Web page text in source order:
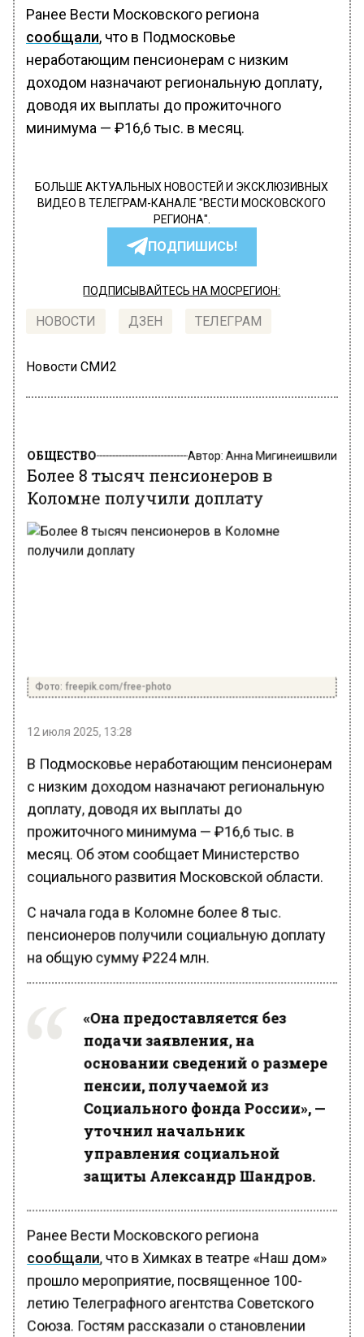
Ранее Вести Московского региона
сообщали, что в Подмосковье
неработающим пенсионерам с низким
доходом назначают региональную доплату,
доводя их выплаты до прожиточного
минимума — ₽16,6 тыс. в месяц.
БОЛЬШЕ АКТУАЛЬНЫХ НОВОСТЕЙ И ЭКСКЛЮЗИВНЫХ
ВИДЕО В ТЕЛЕГРАМ-КАНАЛЕ "ВЕСТИ МОСКОВСКОГО
РЕГИОНА".
ПОДПИШИСЬ!
ПОДПИСЫВАЙТЕСЬ НА МОСРЕГИОН:
НОВОСТИ ДЗЕН ТЕЛЕГРАМ
Новости СМИ2
ОБЩЕСТВО Автор: Анна Мигинеишвили
Более 8 тысяч пенсионеров в
Коломне получили доплату
Фото: freepik.com/free-photo
12 июля 2025, 13:28
В Подмосковье неработающим пенсионерам
с низким доходом назначают региональную
доплату, доводя их выплаты до
прожиточного минимума — ₽16,6 тыс. в
месяц. Об этом сообщает Министерство
социального развития Московской области.
С начала года в Коломне более 8 тыс.
пенсионеров получили социальную доплату
на общую сумму ₽224 млн.
«Она предоставляется без
подачи заявления, на
основании сведений о размере
пенсии, получаемой из
Социального фонда России», —
уточнил начальник
управления социальной
защиты Александр Шандров.
Ранее Вести Московского региона
сообщали, что в Химках в театре «Наш дом»
прошло мероприятие, посвященное 100-
летию Телеграфного агентства Советского
Союза. Гостям рассказали о становлении